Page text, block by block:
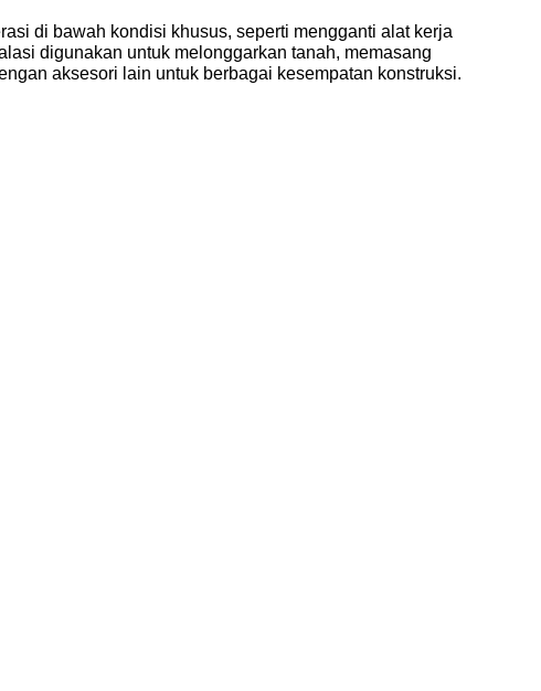
di bawah kondisi khusus, seperti mengganti alat kerja
digunakan untuk melonggarkan tanah, memasang
aksesori lain untuk berbagai kesempatan konstruksi.